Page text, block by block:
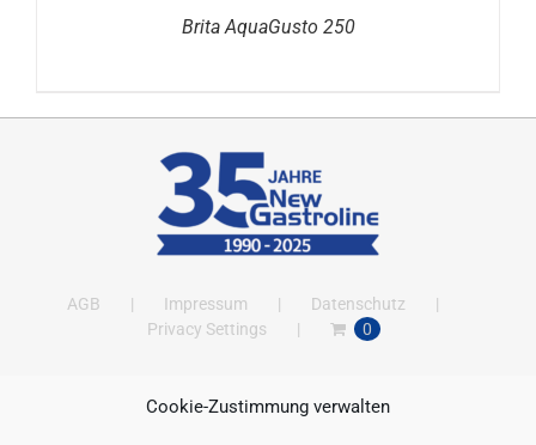
Cookie-Zustimmung verwalten
Brita AquaGusto 250
AGB Impressum
Datenschutz
Privacy Settings
0
ANSCHRIFT